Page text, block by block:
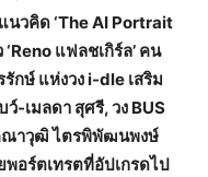
นวคิด ‘The AI Portrait
แฟลชเกิร์ล’ คน
กษ์ แห่งวง i-dle เสริม
-เมลดา สุศรี, วง BUS
ณาวุฒิ ไตรพิพัฒนพงษ์
อร์ตเทรตที่อัปเกรดไป